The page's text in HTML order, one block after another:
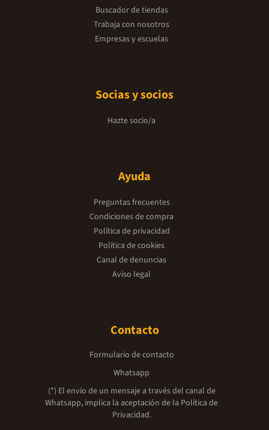
Buscador de tiendas
Trabaja con nosotros
Empresas y escuelas
Socias y socios
Hazte socio/a
Ayuda
Preguntas frecuentes
Condiciones de compra
Política de privacidad
Política de cookies
Canal de denuncias
Aviso legal
Contacto
Formulario de contacto
Whatsapp
(*) El envío de un mensaje a través del canal de
Whatsapp, implica la aceptación de la Política de
Privacidad.